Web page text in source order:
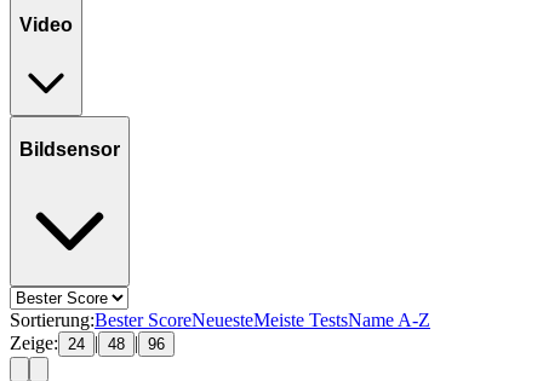
Video
Bildsensor
Sortierung:Bester ScoreNeuesteMeiste TestsName A-Z
Zeige: 24 | 48 | 96